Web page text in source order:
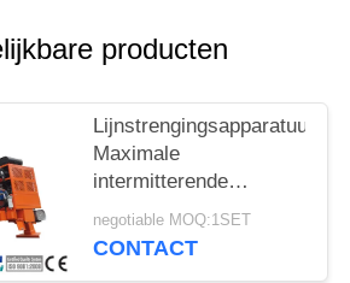
producten
Lijnstrengingsapparatuur
Maximale
intermitterende
spanning 2x70kN
Hydraulische
negotiable MOQ:1SET
CONTACT